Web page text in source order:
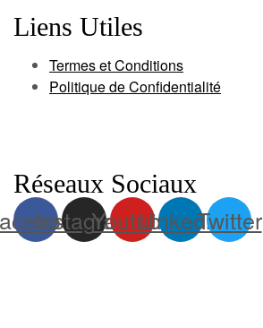
Liens Utiles
Termes et Conditions
Politique de Confidentialité
Réseaux Sociaux
InstagramYoutubeLinkedinTwitter